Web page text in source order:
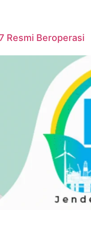
Resmi Beroperasi